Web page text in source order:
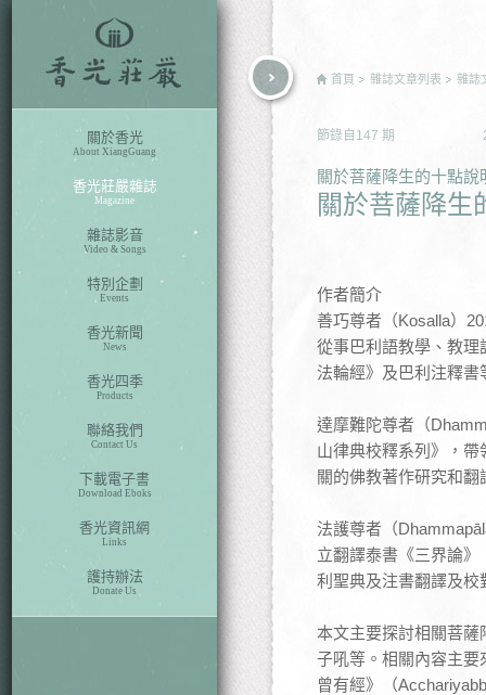
關於香光
About XiangGuang
香光莊嚴雜誌
Magazine
雜誌影音
Video & Songs
特別企劃
Events
香光新聞
News
香光四季
Products
聯絡我們
Contact Us
下載電子書
Download Eboks
香光資訊網
Links
護持辦法
Donate Us
首頁 雜誌文章列表 雜誌
節錄自 147 期
關於菩薩降生的十點說
關於菩薩降生
作者簡介
善巧尊者（Kosalla）
從事巴利語教學、教
法輪經》及巴利注釋書
達摩難陀尊者（
山律典校釋系列》，
關的佛教著作研究和翻
法護尊者（
立翻譯泰書《三界論
利聖典及注書翻譯及校
本文主要探討相關菩
子吼等。相關內容主要
曾有經》（